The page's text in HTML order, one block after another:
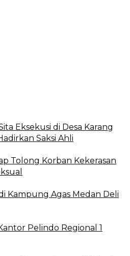
Eksekusi di Desa Karang
Saksi Ahli
Tolong Korban Kekerasan
Kampung Agas Medan Deli
Pelindo Regional 1